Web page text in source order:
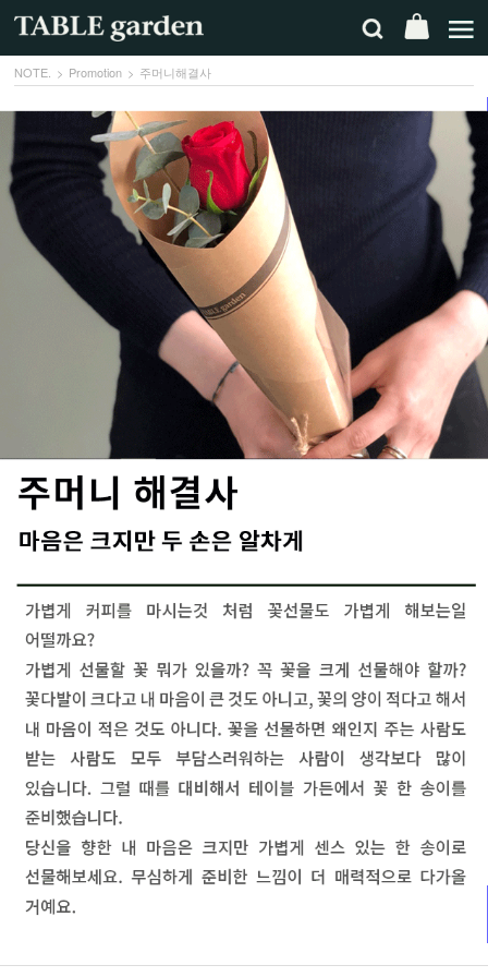
NOTE. Promotion 주머니해결사